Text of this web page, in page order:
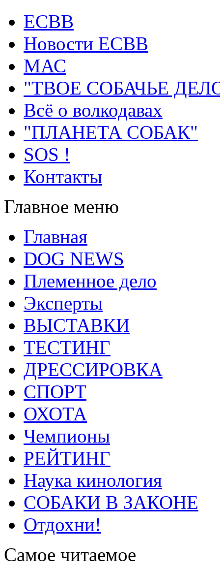
ECВB
Новости ЕСВВ
МАС
"ТВОЕ СОБАЧЬЕ
Всё о волкодавах
"ПЛАНЕТА СОБАК"
SOS !
Контакты
Главное меню
Главная
DOG NEWS
Племенное дело
Эксперты
ВЫСТАВКИ
ТЕСТИНГ
ДРЕССИРОВКА
СПОРТ
ОХОТА
Чемпионы
РЕЙТИНГ
Наука кинология
СОБАКИ В ЗАКОНЕ
Отдохни!
Самое читаемое